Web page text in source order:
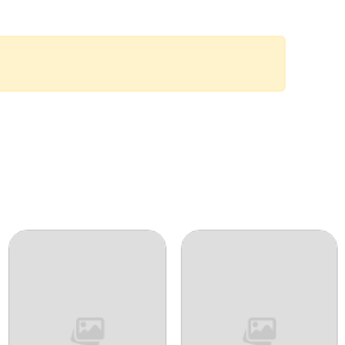
03/20/2026